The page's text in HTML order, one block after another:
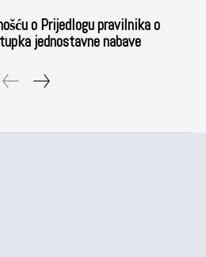
o Prijedlogu pravilnika o
jednostavne nabave